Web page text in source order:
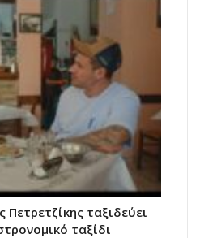
ταξιδεύει
ταξίδι